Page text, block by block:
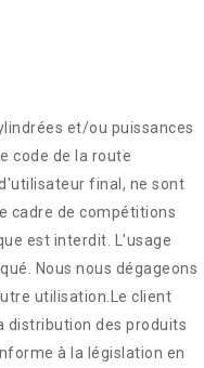
et/ou puissances
code de la route
final, ne sont
cadre de compétitions
est interdit. L'usage
Nous nous dégageons
utilisation.Le client
distribution des produits
à la législation en